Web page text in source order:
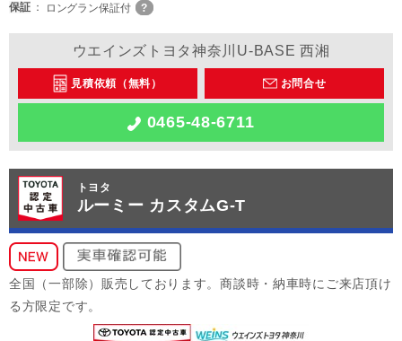
保証
ロングラン保証付
ウエインズトヨタ神奈川U-BASE 西湘
見積依頼（無料） お問合せ
0465-48-6711
トヨタ
ルーミー カスタムG-T
全国（一部除）販売しております。商談時・納車時にご来店頂け
る方限定です。